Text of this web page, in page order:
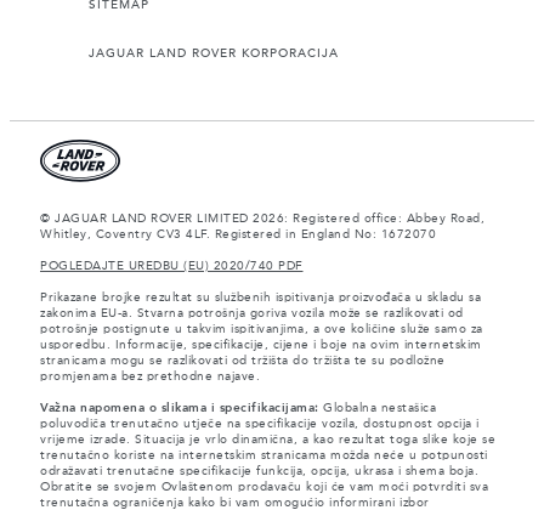
SITEMAP
JAGUAR LAND ROVER KORPORACIJA
© JAGUAR LAND ROVER LIMITED 2026: Registered office: Abbey Road,
Whitley, Coventry CV3 4LF. Registered in England No: 1672070
POGLEDAJTE UREDBU (EU) 2020/740 PDF
Prikazane brojke rezultat su službenih ispitivanja proizvođača u skladu sa
zakonima EU-a. Stvarna potrošnja goriva vozila može se razlikovati od
potrošnje postignute u takvim ispitivanjima, a ove količine služe samo za
usporedbu. Informacije, specifikacije, cijene i boje na ovim internetskim
stranicama mogu se razlikovati od tržišta do tržišta te su podložne
promjenama bez prethodne najave.
Važna napomena o slikama i specifikacijama: Globalna nestašica
poluvodiča trenutačno utječe na specifikacije vozila, dostupnost opcija i
vrijeme izrade. Situacija je vrlo dinamična, a kao rezultat toga slike koje se
trenutačno koriste na internetskim stranicama možda neće u potpunosti
odražavati trenutačne specifikacije funkcija, opcija, ukrasa i shema boja.
Obratite se svojem Ovlaštenom prodavaču koji će vam moći potvrditi sva
trenutačna ograničenja kako bi vam omogućio informirani izbor